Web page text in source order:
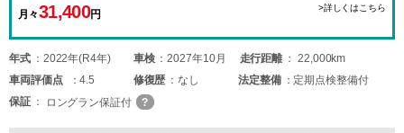
月々31,400円
>詳しくはこちら
年式 2022年(R4年) 車検 2027年10月 走行距離
22,000km
車両評価点 4.5 修復歴 なし 法定整備
定期点検整備付
保証
ロングラン保証付